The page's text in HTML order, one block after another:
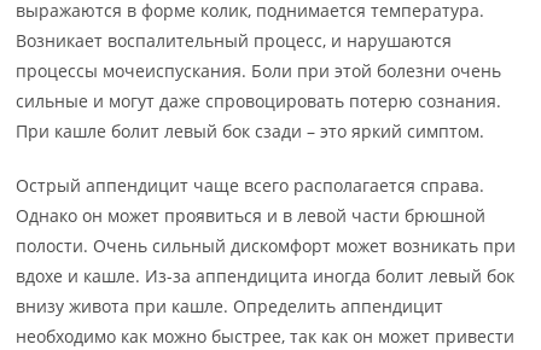
выражаются в форме колик, поднимается температура.
Возникает воспалительный процесс, и нарушаются
процессы мочеиспускания. Боли при этой болезни очень
сильные и могут даже спровоцировать потерю сознания.
При кашле болит левый бок сзади – это яркий симптом.
Острый аппендицит чаще всего располагается справа.
Однако он может проявиться и в левой части брюшной
полости. Очень сильный дискомфорт может возникать при
вдохе и кашле. Из-за аппендицита иногда болит левый бок
внизу живота при кашле. Определить аппендицит
необходимо как можно быстрее, так как он может привести